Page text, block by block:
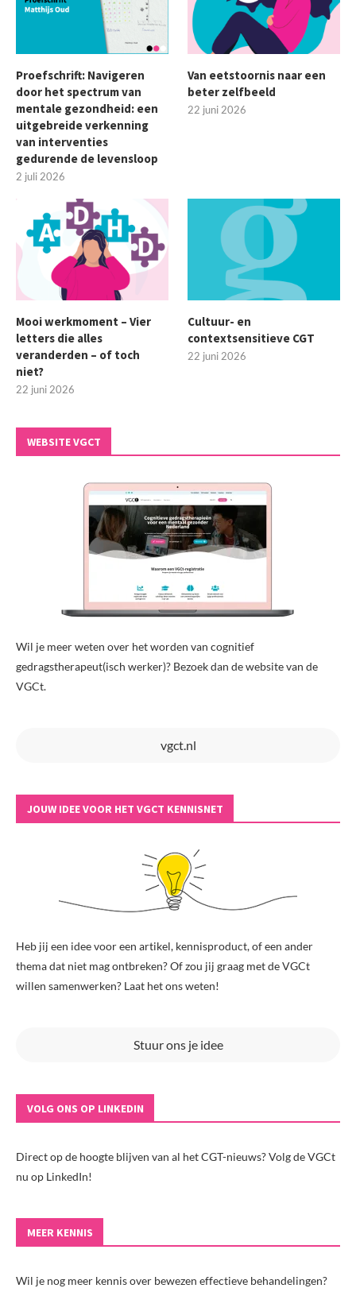
Proefschrift: Navigeren
door het spectrum van
mentale gezondheid: een
uitgebreide verkenning
van interventies
gedurende de levensloop
2 juli 2026
Van eetstoornis naar een
beter zelfbeeld
22 juni 2026
Mooi werkmoment – Vier
letters die alles
veranderden – of toch
niet?
22 juni 2026
Cultuur- en
contextsensitieve CGT
22 juni 2026
WEBSITE VGCT
Wil je meer weten over het worden van cognitief
gedragstherapeut(isch werker)? Bezoek dan de website van de
VGCt.
vgct.nl
JOUW IDEE VOOR HET VGCT KENNISNET
Heb jij een idee voor een artikel, kennisproduct, of een ander
thema dat niet mag ontbreken? Of zou jij graag met de VGCt
willen samenwerken? Laat het ons weten!
Stuur ons je idee
VOLG ONS OP LINKEDIN
Direct op de hoogte blijven van al het CGT-nieuws? Volg de VGCt
nu op LinkedIn!
MEER KENNIS
Wil je nog meer kennis over bewezen effectieve behandelingen?